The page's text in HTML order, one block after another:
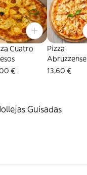
Cuatro
€
Pizza
Abruzzense
13,60 €
Guisadas